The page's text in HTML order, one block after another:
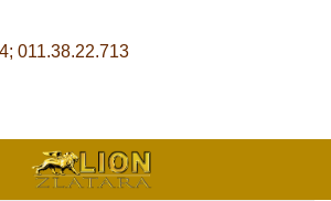
011.38.22.713